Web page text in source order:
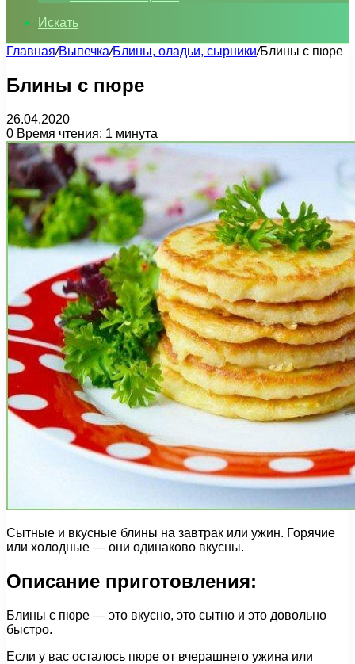
Искать
Главная/Выпечка/Блины, оладьи, сырники/Блины с пюре
Блины с пюре
26.04.2020
0 Время чтения: 1 минута
Сытные и вкусные блины на завтрак или ужин. Горячие
или холодные — они одинаково вкусны.
Описание приготовления:
Блины с пюре — это вкусно, это сытно и это довольно
быстро.
Если у вас осталось пюре от вчерашнего ужина или